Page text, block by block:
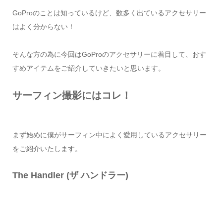
GoProのことは知っているけど、数多く出ているアクセサリー
はよく分からない！
そんな方の為に今回はGoProのアクセサリーに着目して、おす
すめアイテムをご紹介していきたいと思います。
サーフィン撮影にはコレ！
まず始めに僕がサーフィン中によく愛用しているアクセサリー
をご紹介いたします。
The Handler (ザ ハンドラー)